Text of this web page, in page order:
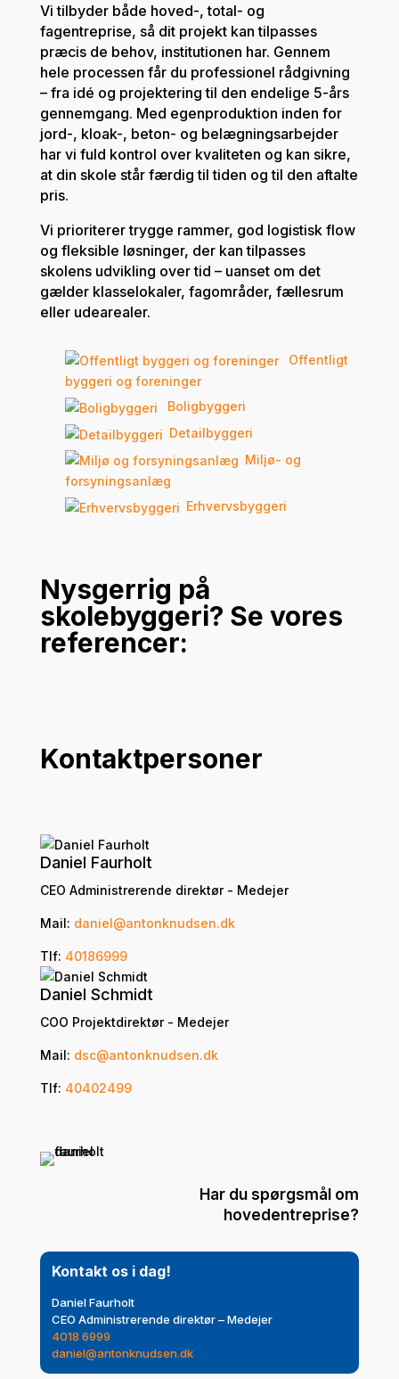
Vi tilbyder både hoved-, total- og
fagentreprise, så dit projekt kan tilpasses
præcis de behov, institutionen har. Gennem
hele processen får du professionel rådgivning
– fra idé og projektering til den endelige 5-års
gennemgang. Med egenproduktion inden for
jord-, kloak-, beton- og belægningsarbejder
har vi fuld kontrol over kvaliteten og kan sikre,
at din skole står færdig til tiden og til den aftalte
pris.
Vi prioriterer trygge rammer, god logistisk flow
og fleksible løsninger, der kan tilpasses
skolens udvikling over tid – uanset om det
gælder klasselokaler, fagområder, fællesrum
eller udearealer.
Offentligt
byggeri og foreninger
Boligbyggeri
Detailbyggeri
Miljø- og
forsyningsanlæg
Erhvervsbyggeri
Nysgerrig på
skolebyggeri? Se vores
referencer:
Kontaktpersoner
Daniel Faurholt
CEO Administrerende direktør - Medejer
Mail: daniel@antonknudsen.dk
Tlf: 40186999
Daniel Schmidt
COO Projektdirektør - Medejer
Mail: dsc@antonknudsen.dk
Tlf: 40402499
Har du spørgsmål om
hovedentreprise?
Kontakt os i dag!
Daniel Faurholt
CEO Administrerende direktør – Medejer
4018 6999
daniel@antonknudsen.dk